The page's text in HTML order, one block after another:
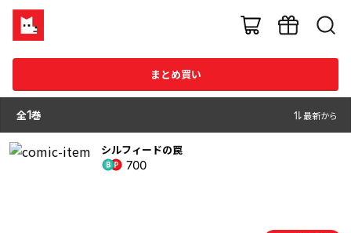
まとめ買い
全1巻 最新から
シルフィードの罠
700